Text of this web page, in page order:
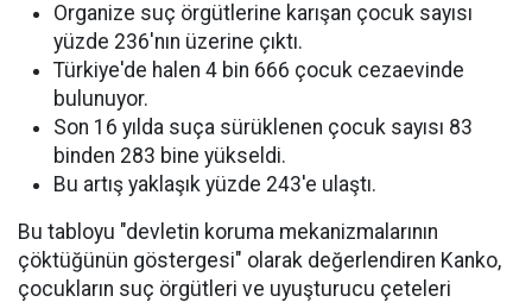
Organize suç örgütlerine karışan çocuk sayısı
yüzde 236'nın üzerine çıktı.
Türkiye'de halen 4 bin 666 çocuk cezaevinde
bulunuyor.
Son 16 yılda suça sürüklenen çocuk sayısı 83
binden 283 bine yükseldi.
Bu artış yaklaşık yüzde 243'e ulaştı.
Bu tabloyu "devletin koruma mekanizmalarının
çöktüğünün göstergesi" olarak değerlendiren Kanko,
çocukların suç örgütleri ve uyuşturucu çeteleri